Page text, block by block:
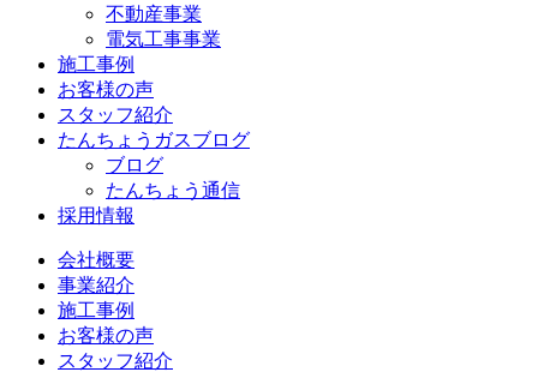
不動産事業
電気工事事業
施工事例
お客様の声
スタッフ紹介
たんちょうガスブログ
ブログ
たんちょう通信
採用情報
会社概要
事業紹介
施工事例
お客様の声
スタッフ紹介